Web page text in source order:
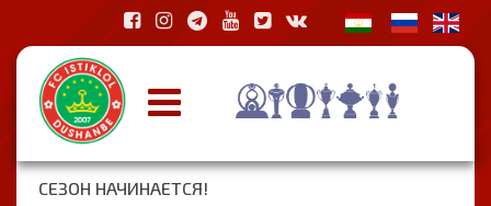
СЕЗОН НАЧИНАЕТСЯ!